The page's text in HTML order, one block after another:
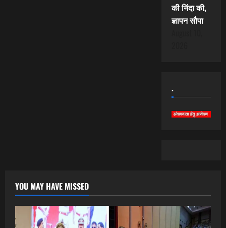
की निंदा की,
ज्ञापन सौपा
.
YOU MAY HAVE MISSED